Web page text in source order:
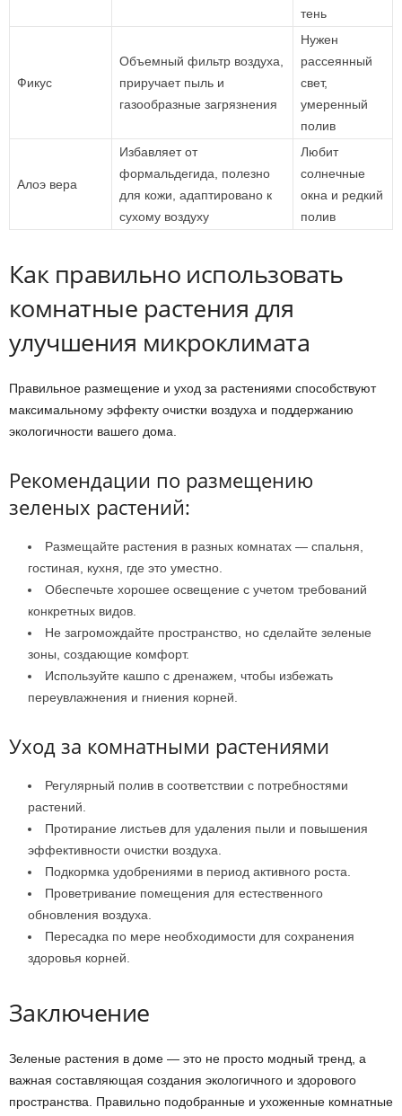
тень
Фикус
Объемный фильтр воздуха,
приручает пыль и
газообразные загрязнения
Нужен
рассеянный
свет,
умеренный
полив
Алоэ вера
Избавляет от
формальдегида, полезно
для кожи, адаптировано к
сухому воздуху
Любит
солнечные
окна и редкий
полив
Как правильно использовать
комнатные растения для
улучшения микроклимата
Правильное размещение и уход за растениями способствуют
максимальному эффекту очистки воздуха и поддержанию
экологичности вашего дома.
Рекомендации по размещению
зеленых растений:
Размещайте растения в разных комнатах — спальня,
гостиная, кухня, где это уместно.
Обеспечьте хорошее освещение с учетом требований
конкретных видов.
Не загромождайте пространство, но сделайте зеленые
зоны, создающие комфорт.
Используйте кашпо с дренажем, чтобы избежать
переувлажнения и гниения корней.
Уход за комнатными растениями
Регулярный полив в соответствии с потребностями
растений.
Протирание листьев для удаления пыли и повышения
эффективности очистки воздуха.
Подкормка удобрениями в период активного роста.
Проветривание помещения для естественного
обновления воздуха.
Пересадка по мере необходимости для сохранения
здоровья корней.
Заключение
Зеленые растения в доме — это не просто модный тренд, а
важная составляющая создания экологичного и здорового
пространства. Правильно подобранные и ухоженные комнатные